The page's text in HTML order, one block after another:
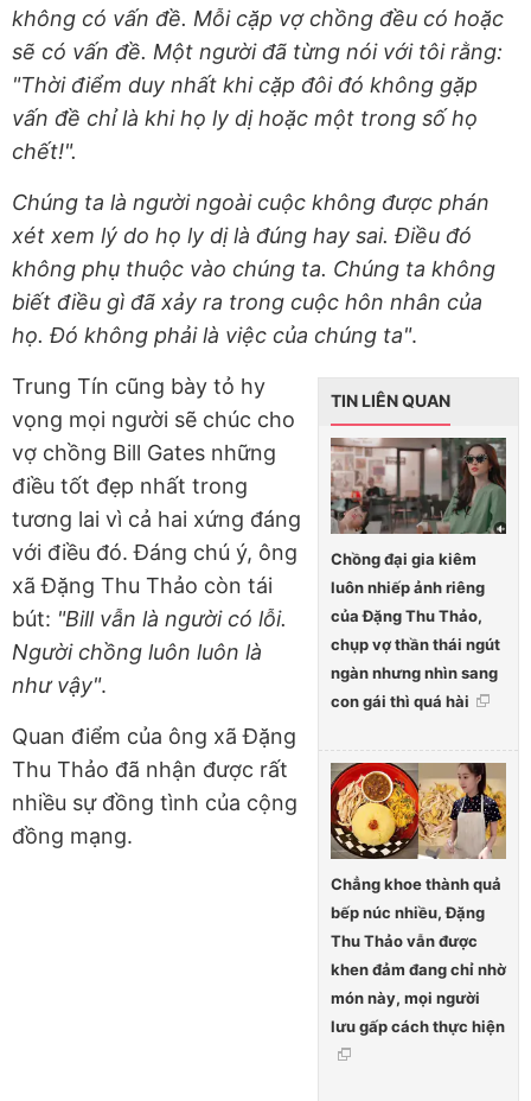
không có vấn đề. Mỗi cặp vợ chồng đều có hoặc
sẽ có vấn đề. Một người đã từng nói với tôi rằng:
"Thời điểm duy nhất khi cặp đôi đó không gặp
vấn đề chỉ là khi họ ly dị hoặc một trong số họ
chết!".
Chúng ta là người ngoài cuộc không được phán
xét xem lý do họ ly dị là đúng hay sai. Điều đó
không phụ thuộc vào chúng ta. Chúng ta không
biết điều gì đã xảy ra trong cuộc hôn nhân của
họ. Đó không phải là việc của chúng ta".
TIN LIÊN QUAN
Chồng đại gia kiêm
luôn nhiếp ảnh riêng
của Đặng Thu Thảo,
chụp vợ thần thái ngút
ngàn nhưng nhìn sang
con gái thì quá hài
Chẳng khoe thành quả
bếp núc nhiều, Đặng
Thu Thảo vẫn được
khen đảm đang chỉ nhờ
món này, mọi người
lưu gấp cách thực hiện
Trung Tín cũng bày tỏ hy
vọng mọi người sẽ chúc cho
vợ chồng Bill Gates những
điều tốt đẹp nhất trong
tương lai vì cả hai xứng đáng
với điều đó. Đáng chú ý, ông
xã Đặng Thu Thảo còn tái
bút: "Bill vẫn là người có lỗi.
Người chồng luôn luôn là
như vậy".
Quan điểm của ông xã Đặng
Thu Thảo đã nhận được rất
nhiều sự đồng tình của cộng
đồng mạng.